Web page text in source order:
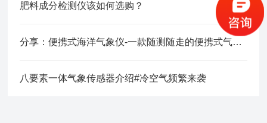
肥料成分检测仪该如何选购？
分享：便携式海洋气象仪-一款随测随走的便携式气象站
八要素一体气象传感器介绍#冷空气频繁来袭